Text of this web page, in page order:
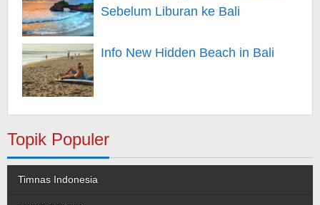
Sebelum Liburan ke Bali
Info New Hidden Beach in Bali
Topik Populer
Timnas Indonesia